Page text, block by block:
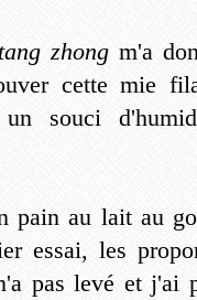
zhong m'a
cette mie
souci
pain au lait au
essai, les
pas levé et j'ai